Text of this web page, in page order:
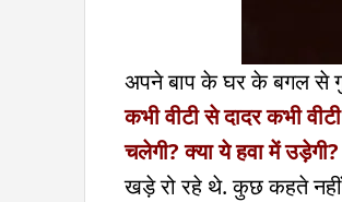
अपने बाप के घर के बगल से
कभी वीटी से दादर कभी
चलेगी? क्या ये हवा में
खड़े रो रहे थे. कुछ कहते